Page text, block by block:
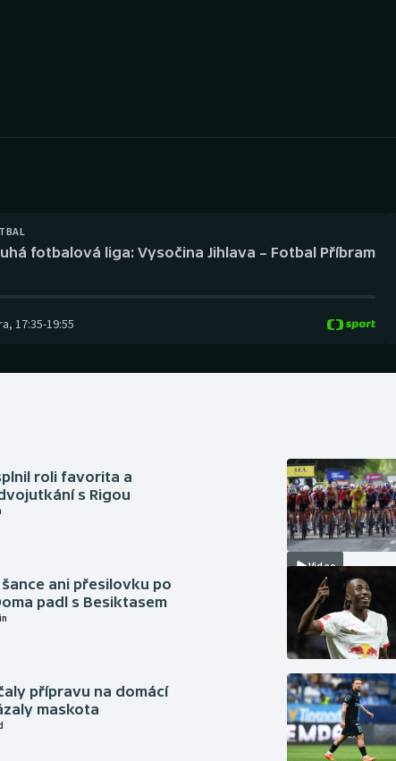
Parasport Volejbal
fotbalová liga: Vysočina Jihlava – Fotbal Příbram
, 17:35-19:55
roli favorita a
s Rigou
ani přesilovku po
padl s Besiktasem
přípravu na domácí
maskota
Video